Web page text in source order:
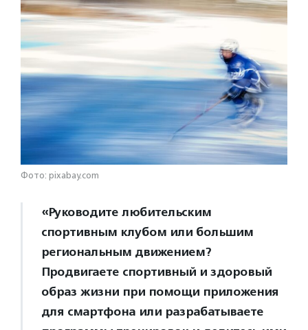
Фото: pixabay.com
«Руководите любительским
спортивным клубом или большим
региональным движением?
Продвигаете спортивный и здоровый
образ жизни при помощи приложения
для смартфона или разрабатываете